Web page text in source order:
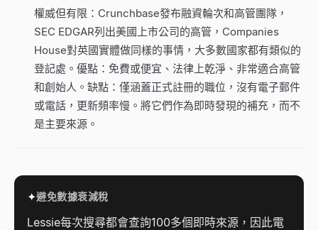
權威但有限：Crunchbase發布融資輪次和高管團隊，
SEC EDGAR列出美國上市公司的高管，Companies
House對英國實體做同樣的事情，大多數國家都有類似的
登記處。優點：免費或便宜、法律上乾淨、非常適合高管
和創始人。缺點：僅涵蓋正式註冊的職位，沒有電子郵件
或電話，更新頻率慢。將它們作為即時發現的補充，而不
是主要來源。
✦避免數據衰減稅
Lessie每次搜尋都會查詢100多個即時來源，因此電